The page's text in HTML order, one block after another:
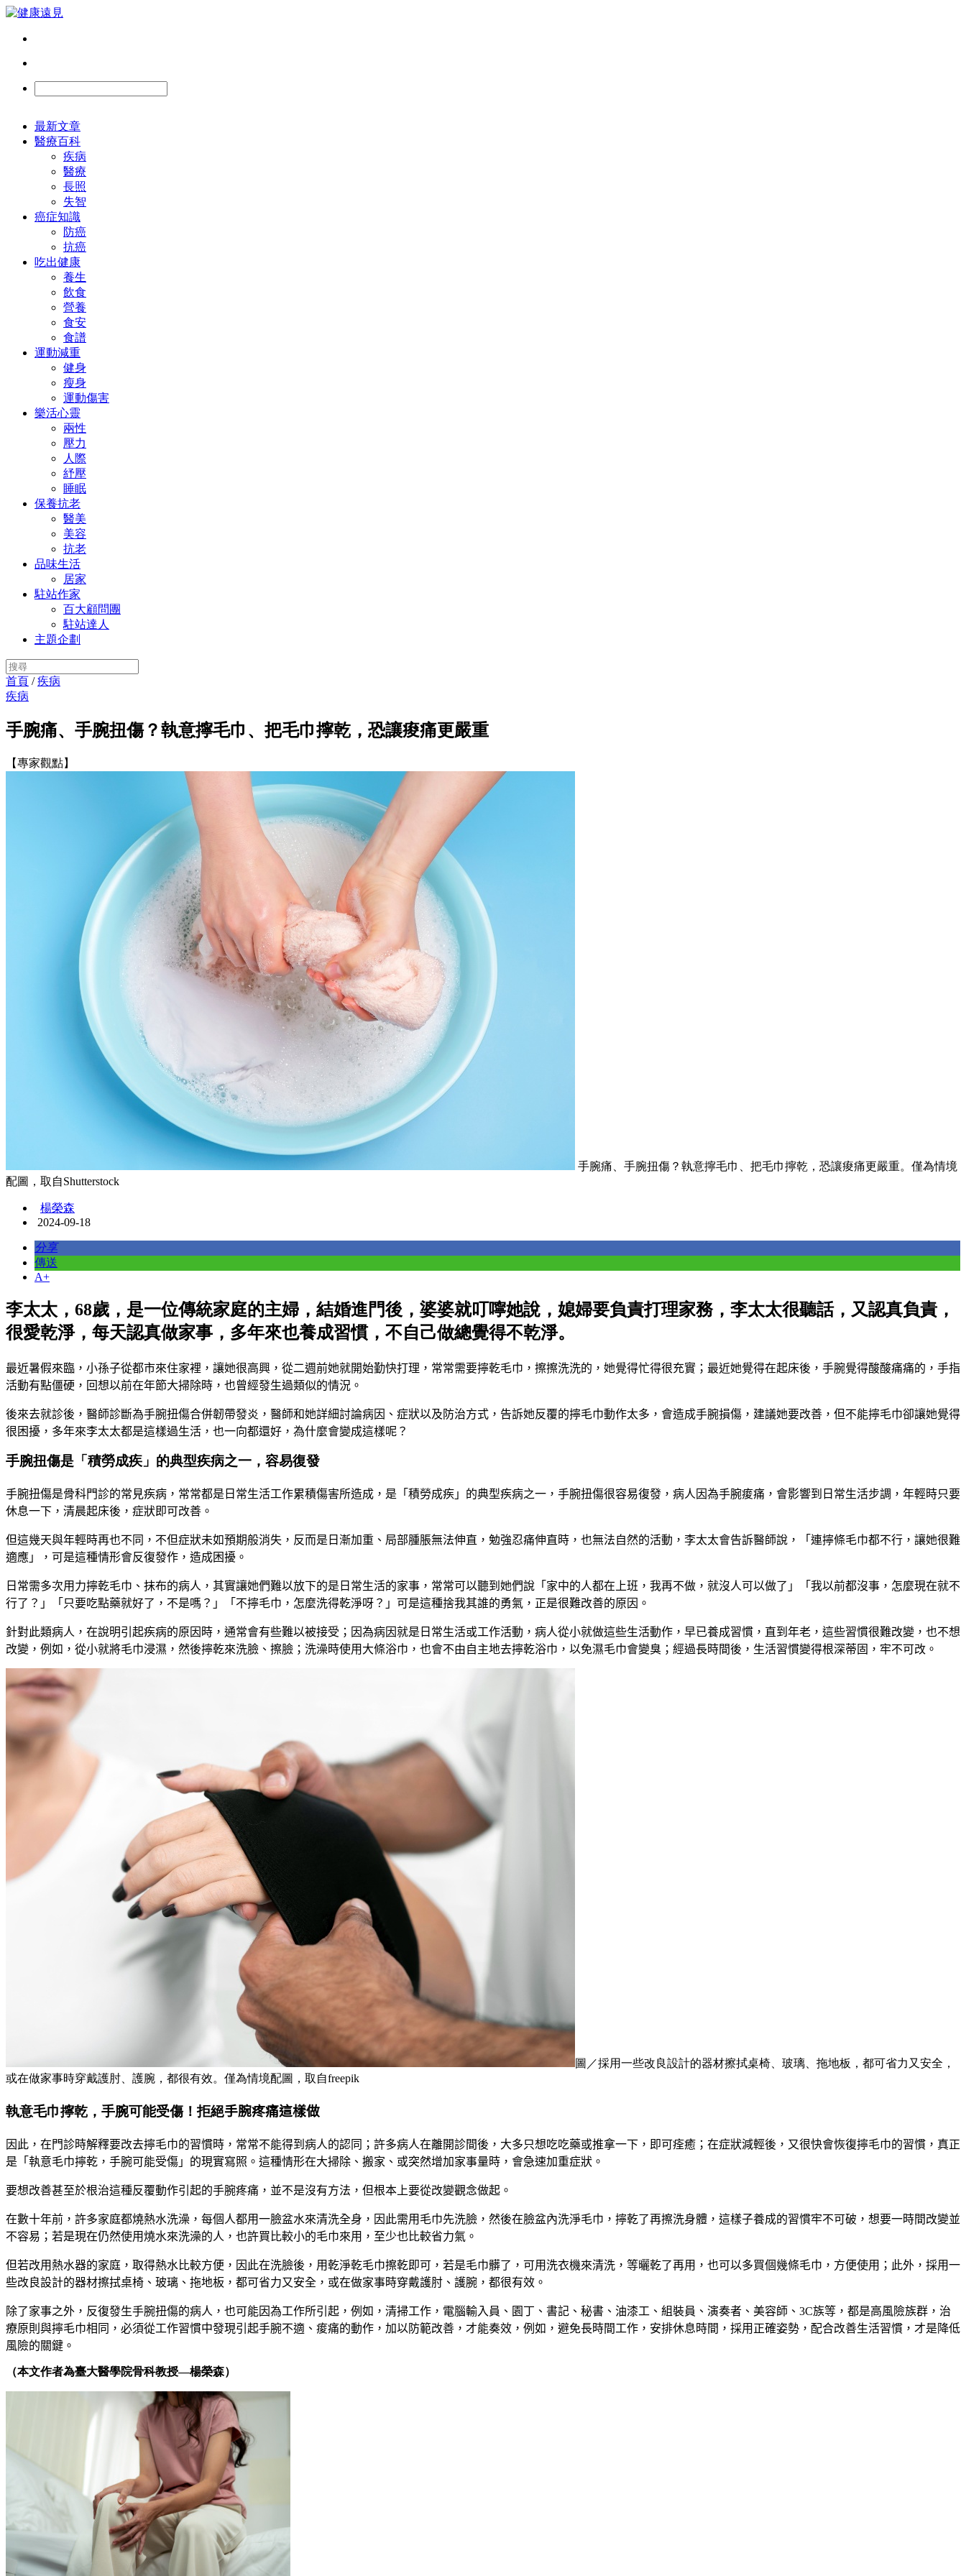
最新文章
醫療百科
疾病
醫療
長照
失智
癌症知識
防癌
抗癌
吃出健康
養生
飲食
營養
食安
食譜
運動減重
健身
瘦身
運動傷害
樂活心靈
兩性
壓力
人際
紓壓
睡眠
保養抗老
醫美
美容
抗老
品味生活
居家
駐站作家
百大顧問團
駐站達人
主題企劃
首頁 /疾病
疾病
手腕痛、手腕扭傷？執意擰毛巾、把毛巾擰乾，恐讓痠痛更嚴重
【專家觀點】
手腕痛、手腕扭傷？執意擰毛巾、把毛巾擰乾，恐讓痠痛更嚴重。僅為情境
配圖，取自Shutterstock
楊榮森
2024-09-18
分享
傳送
A+
李太太，68歲，是一位傳統家庭的主婦，結婚進門後，婆婆就叮嚀她說，媳婦要負責打理家務，李太太很聽話，又認真負責，
很愛乾淨，每天認真做家事，多年來也養成習慣，不自己做總覺得不乾淨。
最近暑假來臨，小孫子從都市來住家裡 ， 讓她很高興，從二週前她就開始勤快打理，常常需要擰乾毛巾 ， 擦擦洗洗的 ， 她覺得忙得很充實 ； 最近她覺得在起床後 ， 手腕覺得酸酸痛痛的，手指
活動有點僵硬 ， 回想以前在年節大掃除時，也曾經發生過類似的情況。
後來去就診後，醫師診斷為手腕扭傷合併韌帶發炎，醫師和她詳細討論病因、症狀以及防治方式，告訴她反覆的擰毛巾動作太多 ， 會造成手腕損傷 ， 建議她要改善 ， 但不能擰毛巾卻讓她覺得
很困擾，多年來李太太都是這樣過生活 ， 也一向都還好，為什麼會變成這樣呢？
手腕扭傷是「積勞成疾」的典型疾病之一，容易復發
手腕扭傷是骨科門診的常見疾病，常常都是日常生活工作累積傷害所造成 ， 是「積勞成疾 」 的典型疾病之一 ， 手腕扭傷很容易復發 ， 病人因為手腕痠痛 ， 會影響到日常生活步調 ， 年輕時只要
休息一下 ， 清晨起床後 ， 症狀即可改善。
但這幾天與年輕時再也不同 ， 不但症狀未如預期般消失 ， 反而是日漸加重、局部腫脹無法伸直，勉強忍痛伸直時，也無法自然的活動，李太太會告訴醫師說 ，「 連擰條毛巾都不行 ， 讓她很難
適應 」， 可是這種情形會反復發作，造成困擾。
日常需多次用力擰乾毛巾、抹布的病人，其實讓她們難以放下的是日常生活的家事，常常可以聽到她們說「家中的人都在上班，我再不做，就沒人可以做了」「我以前都沒事，怎麼現在就不
行了？」「只要吃點藥就好了，不是嗎？」「不擰毛巾，怎麼洗得乾淨呀？」可是這種捨我其誰的勇氣，正是很難改善的原因。
針對此類病人 ， 在說明引起疾病的原因時 ， 通常會有些難以被接受；因為病因就是日常生活或工作活動，病人從小就做這些生活動作，早已養成習慣，直到年老，這些習慣很難改變 ， 也不想
改變，例如，從小就將毛巾浸濕，然後擰乾來洗臉、擦臉；洗澡時使用大條浴巾，也會不由自主地去擰乾浴巾，以免濕毛巾會變臭 ； 經過長時間後 ， 生活習慣變得根深蒂固，牢不可改。
圖／採用一些改良設計的器材擦拭桌椅、玻璃、拖地板，都可省力又安全，
或在做家事時穿戴護肘、護腕，都很有效。僅為情境配圖，取自freepik
執意毛巾擰乾，手腕可能受傷！拒絕手腕疼痛這樣做
因此，在門診時解釋要改去擰毛巾的習慣時，常常不能得到病人的認同；許多病人在離開診間後 ， 大多只想吃吃藥或推拿一下，即可痊癒；在症狀減輕後，又很快會恢復擰毛巾的習慣，真正
是「執意毛巾擰乾，手腕可能受傷」的現實寫照。這種情形在大掃除、搬家、或突然增加家事量時，會急速加重症狀。
要想改善甚至於根治這種反覆動作引起的手腕疼痛，並不是沒有方法，但根本上要從改變觀念做起。
在數十年前，許多家庭都燒熱水洗澡，每個人都用一臉盆水來清洗全身，因此需用毛巾先洗臉，然後在臉盆內洗淨毛巾，擰乾了再擦洗身體，這樣子養成的習慣牢不可破，想要一時間改變並
不容易；若是現在仍然使用燒水來洗澡的人，也許買比較小的毛巾來用，至少也比較省力氣。
但若改用熱水器的家庭，取得熱水比較方便，因此在洗臉後，用乾淨乾毛巾擦乾即可，若是毛巾髒了，可用洗衣機來清洗，等曬乾了再用，也可以多買個幾條毛巾，方便使用；此外，採用一
些改良設計的器材擦拭桌椅、玻璃、拖地板，都可省力又安全，或在做家事時穿戴護肘、護腕，都很有效。
除了家事之外 ， 反復發生手腕扭傷的病人 ， 也可能因為工作所引起，例如，清掃工作，電腦輸入員、園丁、書記 、 秘書、油漆工、組裝員、演奏者、美容師、 3C族等，都是高風險族群，治
療原則與擰毛巾相同 ， 必須從工作習慣中發現引起手腕不適、痠痛的動作，加以防範改善 ， 才能奏效 ， 例如，避免長時間工作，安排休息時間，採用正確姿勢，配合改善生活習慣 ， 才是降低
風險的關鍵。
（本文作者為臺大醫學院骨科教授—楊榮森）